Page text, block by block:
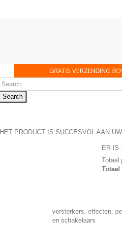
GRATIS VERZENDING
Search
HET PRODUCT IS SUCCESVOL AAN
ER IS
Totaal
Totaal
versterkers, effecten,
en schakelaars